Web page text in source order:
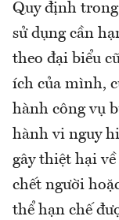
Quy định
sử dụng cần
theo đại biểu
ích của mình,
hành công vụ
hành vi nguy
gây thiệt hại
chết người
thể hạn chế